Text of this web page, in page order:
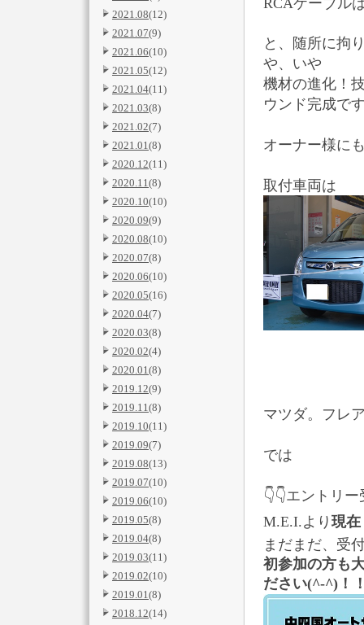
2021.08(12)
2021.07(9)
2021.06(10)
2021.05(12)
2021.04(11)
2021.03(8)
2021.02(7)
2021.01(8)
2020.12(11)
2020.11(8)
2020.10(10)
2020.09(9)
2020.08(10)
2020.07(8)
2020.06(10)
2020.05(16)
2020.04(7)
2020.03(8)
2020.02(4)
2020.01(8)
2019.12(9)
2019.11(8)
2019.10(11)
2019.09(7)
2019.08(13)
2019.07(10)
2019.06(10)
2019.05(8)
2019.04(8)
2019.03(11)
2019.02(10)
2019.01(8)
2018.12(14)
RCAケーブル
と、随所に拘
や、いや
機材の進化！
ウンド完成で
オーナー様に
取付車両は
マツダ。フレ
では
👇👇エントリー
M.E.I.より 現在
まだまだ、受
初参加の方も
ださい(^-^) ！